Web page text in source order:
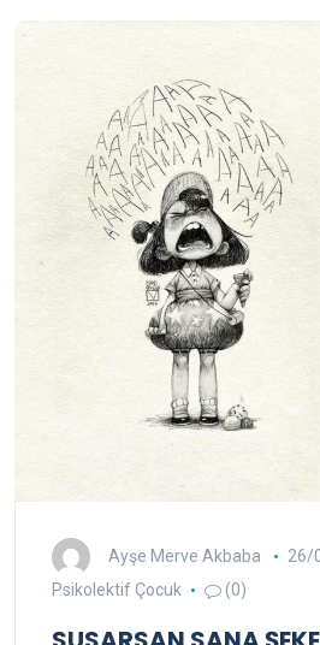
Ayşe Merve Akbaba
26/
Psikolektif Çocuk
(0)